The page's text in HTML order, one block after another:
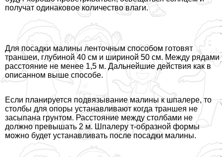
получат одинаковое количество влаги.
Для посадки малины ленточным способом готовят
траншеи, глубиной 40 см и шириной 50 см. Между рядами
расстояние не менее 1,5 м. Дальнейшие действия как в
описанном выше способе.
Если планируется подвязывание малины к шпалере, то
столбы для опоры устанавливают когда траншея не
засыпана грунтом. Расстояние между столбами не
должно превышать 2 м. Шпалеру т-образной формы
можно будет устанавливать после посадки малины.